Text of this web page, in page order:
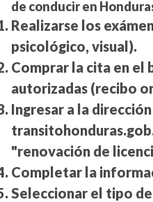
de conducir en
Realizarse los
psicológico, visual).
Comprar la cita en el
autorizadas (recibo
Ingresar a la
"renovación de
Completar la
Seleccionar el tipo